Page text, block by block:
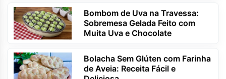
Bombom de Uva na Travessa:
Sobremesa Gelada Feito com
Muita Uva e Chocolate
Bolacha Sem Glúten com Farinha
de Aveia: Receita Fácil e